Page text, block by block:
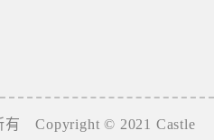
Copyright © 2021 Castle